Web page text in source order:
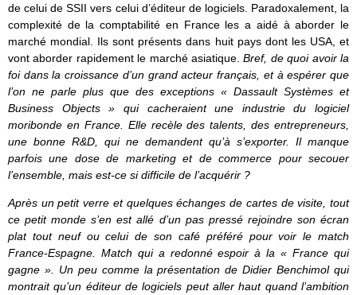
de celui de SSII vers celui d’éditeur de logiciels. Paradoxalement, la
complexité de la comptabilité en France les a aidé à aborder le
marché mondial. Ils sont présents dans huit pays dont les USA, et
vont aborder rapidement le marché asiatique.Bref, de quoi avoir la
foi dans la croissance d’un grand acteur français, et à espérer que
l’on ne parle plus que des exceptions « Dassault Systèmes et
Business Objects » qui cacheraient une industrie du logiciel
moribonde en France. Elle recèle des talents, des entrepreneurs,
une bonne R&D, qui ne demandent qu’à s’exporter. Il manque
parfois une dose de marketing et de commerce pour secouer
l’ensemble, mais est-ce si difficile de l’acquérir ?
Après un petit verre et quelques échanges de cartes de visite, tout
ce petit monde s’en est allé d’un pas pressé rejoindre son écran
plat tout neuf ou celui de son café préféré pour voir le match
France-Espagne. Match qui a redonné espoir à la « France qui
gagne ». Un peu comme la présentation de Didier Benchimol qui
montrait qu’un éditeur de logiciels peut aller haut quand l’ambition